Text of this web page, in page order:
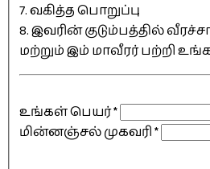
7. வகித்த பொறுப்பு
8. இவரின் குடும்பத்தில்
மற்றும் இம் மாவீரர் பற்றி
உங்கள் பெயர்*
மின்னஞ்சல் முகவரி*